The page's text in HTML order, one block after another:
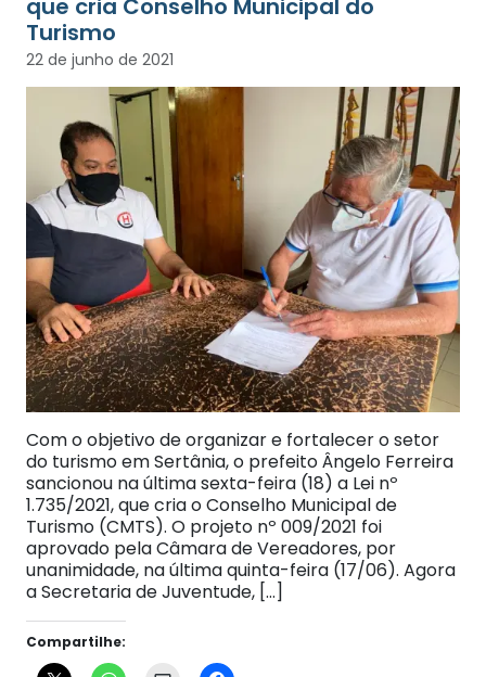
que cria Conselho Municipal do
Turismo
22 de junho de 2021
Com o objetivo de organizar e fortalecer o setor
do turismo em Sertânia, o prefeito Ângelo Ferreira
sancionou na última sexta-feira (18) a Lei nº
1.735/2021, que cria o Conselho Municipal de
Turismo (CMTS). O projeto nº 009/2021 foi
aprovado pela Câmara de Vereadores, por
unanimidade, na última quinta-feira (17/06). Agora
a Secretaria de Juventude, […]
Compartilhe: